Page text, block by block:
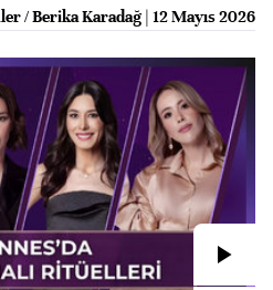
/ Berika Karadağ | 12 Mayıs 2026